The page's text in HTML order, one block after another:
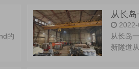
的
从长
2022-
从长岛
新隧道